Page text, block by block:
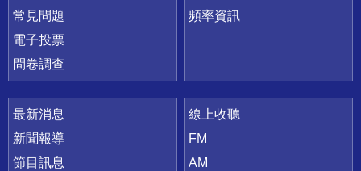
常見問題
電子投票
問卷調查
頻率資訊
最新消息
新聞報導
節目訊息
線上收聽
FM
AM